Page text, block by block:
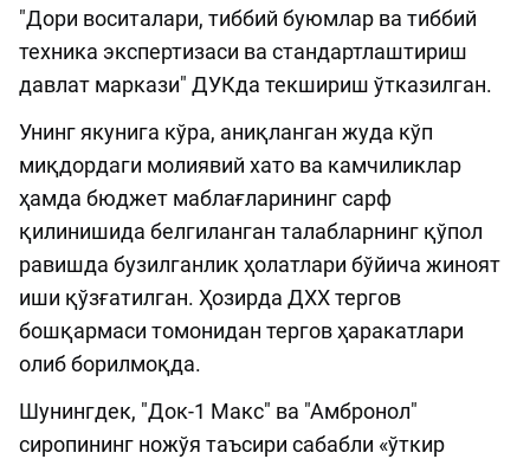
"Дори воситалари, тиббий буюмлар ва тиббий
техника экспертизаси ва стандартлаштириш
давлат маркази" ДУКда текшириш ўтказилган.
Унинг якунига кўра, аниқланган жуда кўп
миқдордаги молиявий хато ва камчиликлар
ҳамда бюджет маблағларининг сарф
қилинишида белгиланган талабларнинг қўпол
равишда бузилганлик ҳолатлари бўйича жиноят
иши қўзғатилган. Ҳозирда ДХХ тергов
бошқармаси томонидан тергов ҳаракатлари
олиб борилмоқда.
Шунингдек, "Док-1 Макс" ва "Амбронол"
сиропининг ножўя таъсири сабабли «ўткир